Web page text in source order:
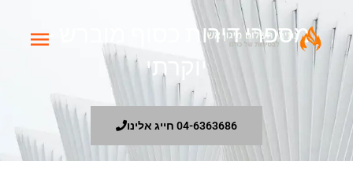
לתוכן
מספרי דירות כסוף מוברש –
יוקרתי
04-6363686 חייג אלינו